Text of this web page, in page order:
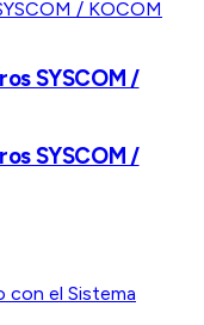
SYSCOM /
SYSCOM /